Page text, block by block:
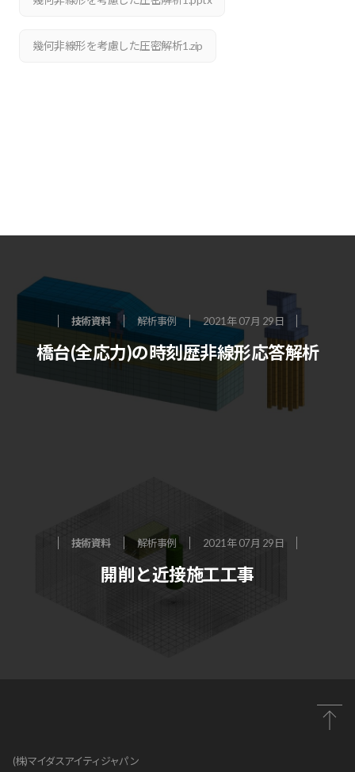
幾何非線形を考慮した圧密解析1.zip
技術資料 解析事例 2021年 07月 29日
橋台(全応力)の時刻歴非線形応答解析
技術資料 解析事例 2021年 07月 29日
開削と近接施工工事
(株)マイダスアイティジャパン